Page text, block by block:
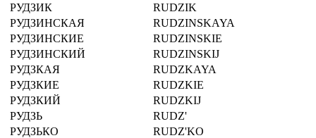
РУДЗИК
RUDZIK
РУДЗИНСКАЯ
RUDZINSKAYA
РУДЗИНСКИЕ
RUDZINSKIE
РУДЗИНСКИЙ
RUDZINSKIJ
РУДЗКАЯ
RUDZKAYA
РУДЗКИЕ
RUDZKIE
РУДЗКИЙ
RUDZKIJ
РУДЗЬ
RUDZ'
РУДЗЬКО
RUDZ'KO